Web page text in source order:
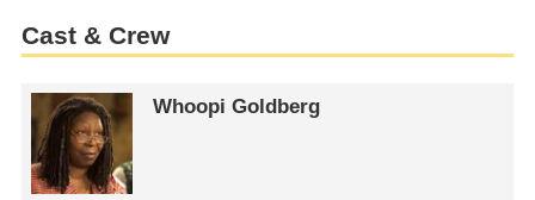
Cast & Crew
Whoopi Goldberg